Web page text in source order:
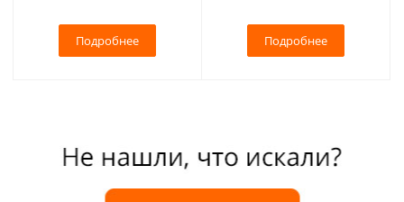
Подробнее Подробнее